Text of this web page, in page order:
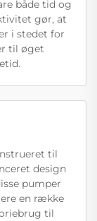
både tid og
gør, at
i stedet for
til øget
til
design
pumper
en række
til